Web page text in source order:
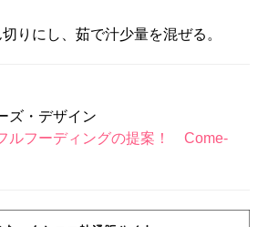
切りにし、茹で汁少量を混ぜる。
ズ・デザイン
ルフーディングの提案！ Come-